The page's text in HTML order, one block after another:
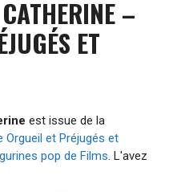
–
ET
est issue de la
et Préjugés et
pop de Films. L'avez